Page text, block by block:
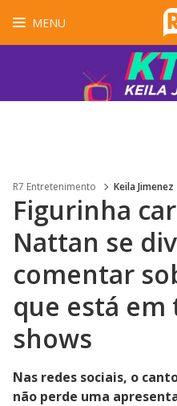
MENU
R7 Entretenimento Keila Jimenez
Figurinha
Nattan se
comentar
que está em
shows
Nas redes sociais, o
não perde uma